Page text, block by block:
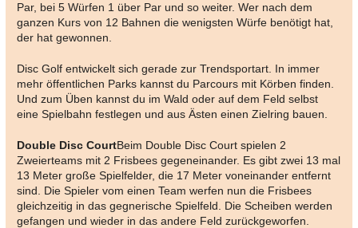
Par, bei 5 Würfen 1 über Par und so weiter. Wer nach dem
ganzen Kurs von 12 Bahnen die wenigsten Würfe benötigt hat,
der hat gewonnen.
Disc Golf entwickelt sich gerade zur Trendsportart. In immer
mehr öffentlichen Parks kannst du Parcours mit Körben finden.
Und zum Üben kannst du im Wald oder auf dem Feld selbst
eine Spielbahn festlegen und aus Ästen einen Zielring bauen.
Double Disc CourtBeim Double Disc Court spielen 2
Zweierteams mit 2 Frisbees gegeneinander. Es gibt zwei 13 mal
13 Meter große Spielfelder, die 17 Meter voneinander entfernt
sind. Die Spieler vom einen Team werfen nun die Frisbees
gleichzeitig in das gegnerische Spielfeld. Die Scheiben werden
gefangen und wieder in das andere Feld zurückgeworfen.